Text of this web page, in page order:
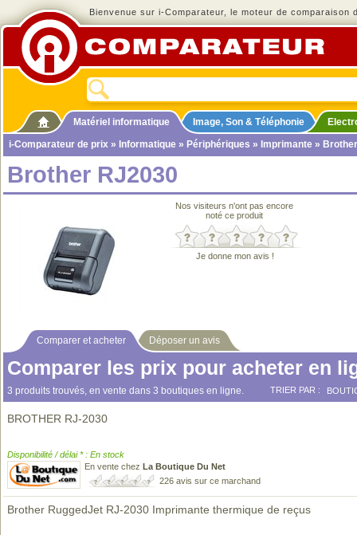
Bienvenue sur i-Comparateur, le moteur de comparaison
Matériel informatique Image, Son & Téléphonie
i-Comparateur de prix » Informatique » Périphériques » Imprimante »
Brother RJ2030
Nos visiteurs n'ont pas encore
noté ce produit
Je donne mon avis !
Comparer et acheter Déposer un avis
Comparer les prix pour acheter en
3 produits trouvés, en vente dans 3 boutiques en ligne. TRIER PAR :
BROTHER RJ-2030
Disponibilité / délai * : En stock
En vente chez La Boutique Du Net
226 avis sur ce marchand
Brother RuggedJet RJ-2030 Imprimante thermique de reçus